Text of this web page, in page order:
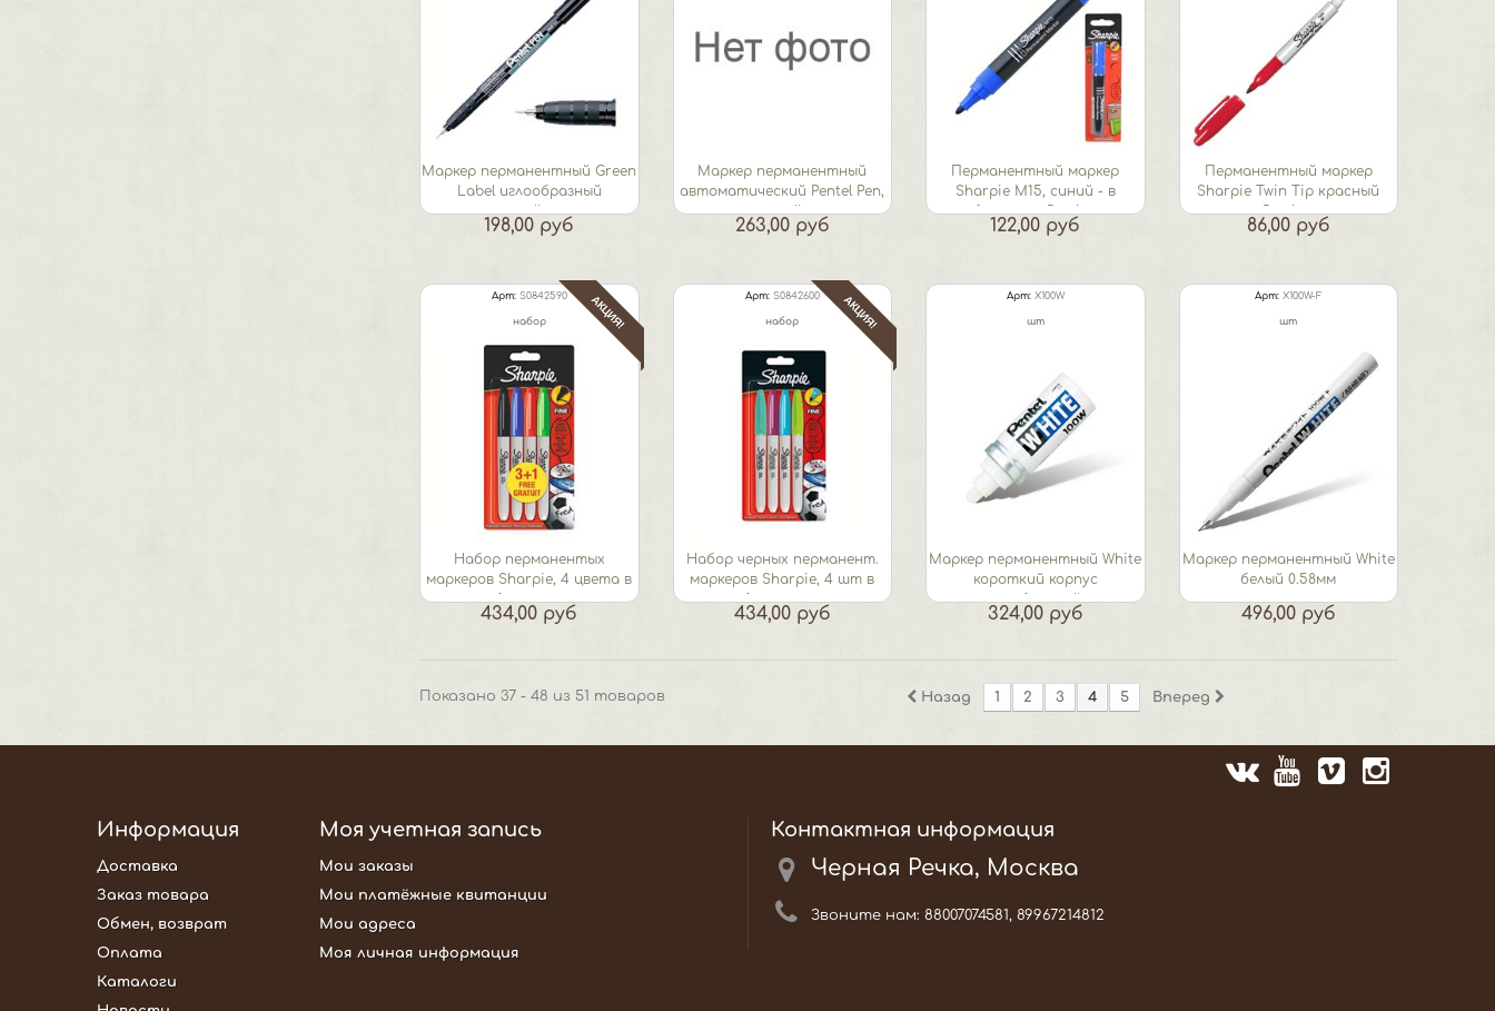
Маркер перманентный Green
Label иглообразный
пишущий узел...
198,00 руб
Маркер перманентный
автоматический Pentel Pen,
черный,...
263,00 руб
Перманентный маркер
Sharpie M15, синий - в
блистере Rotring
122,00 руб
Перманентный маркер
Sharpie Twin Tip красный
Rotring
86,00 руб
Арт: S0842590
набор
Набор перманентых
маркеров Sharpie, 4 цвета в
блистере
АКЦИЯ!
434,00 руб
Арт: S0842600
набор
Набор черных перманент.
маркеров Sharpie, 4 шт в
блистере...
АКЦИЯ!
434,00 руб
Арт: X100W
шт
Маркер перманентный White
короткий корпус
пулеобразный...
324,00 руб
Арт: X100W-F
шт
Маркер перманентный White
белый 0.58мм
496,00 руб
Назад 1 2 3 4 5 Вперед
Показано 37 - 48 из 51 товаров
Информация
Доставка
Заказ товара
Обмен, возврат
Оплата
Каталоги
Моя учетная запись
Мои заказы
Мои платёжные квитанции
Мои адреса
Моя личная информация
Контактная информация
Черная Речка, Москва
Звоните нам: 88007074581, 89967214812